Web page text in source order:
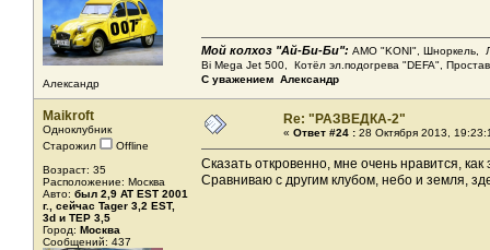
Александр
Мой колхоз "Ай-Би-Би": АМО "KONI", Шноркель,
Bi Mega Jet 500, Котёл эл.подогрева "DEFA",
С уважением Александр
Maikroft
Одноклубник
Старожил
Offline
Возраст: 35
Расположение: Москва
Авто: был 2,9 AT EST 2001
г., сейчас Tager 3,2 EST,
3d и ТЕР 3,5
Город: Москва
Сообщений: 437
Re: "РАЗВЕДКА-2"
« Ответ #24 : 28 Октября 2013,
Сказать откровенно, мне очень нравится, как
Сравниваю с другим клубом, небо и земля,